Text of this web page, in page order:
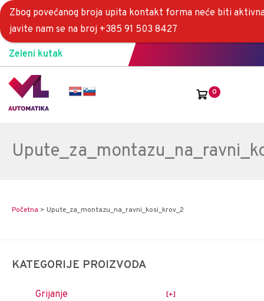
Zeleni kutak
0
Početna > Upute_za_montazu_na_ravni_kosi_krov_2
KATEGORIJE PROIZVODA
Grijanje
Zbog povećanog broja upita kontakt forma neće biti
javite nam se na broj +385 91 503 8427